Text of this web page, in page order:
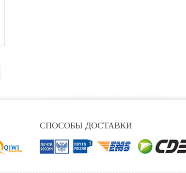
СПОСОБЫ ДОСТАВКИ